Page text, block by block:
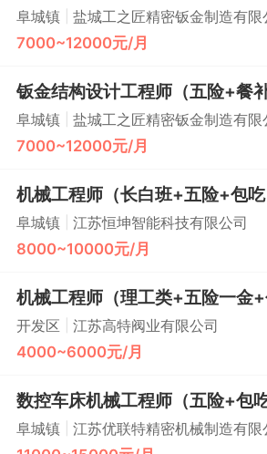
阜城镇
盐城工之匠精密钣金制造有限
7000~12000元/月
钣金结构设计工程师（五险+餐补
阜城镇 盐城工之匠精密钣金制造有限
7000~12000元/月
机械工程师（长白班+五险+包吃
阜城镇 江苏恒坤智能科技有限公司
8000~10000元/月
机械工程师（理工类+五险一金+
开发区 江苏高特阀业有限公司
4000~6000元/月
数控车床机械工程师（五险+包吃
阜城镇
江苏优联特精密机械制造有限